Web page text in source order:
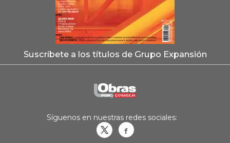
Suscríbete a los títulos de Grupo Expansión
Síguenos en nuestras redes sociales: